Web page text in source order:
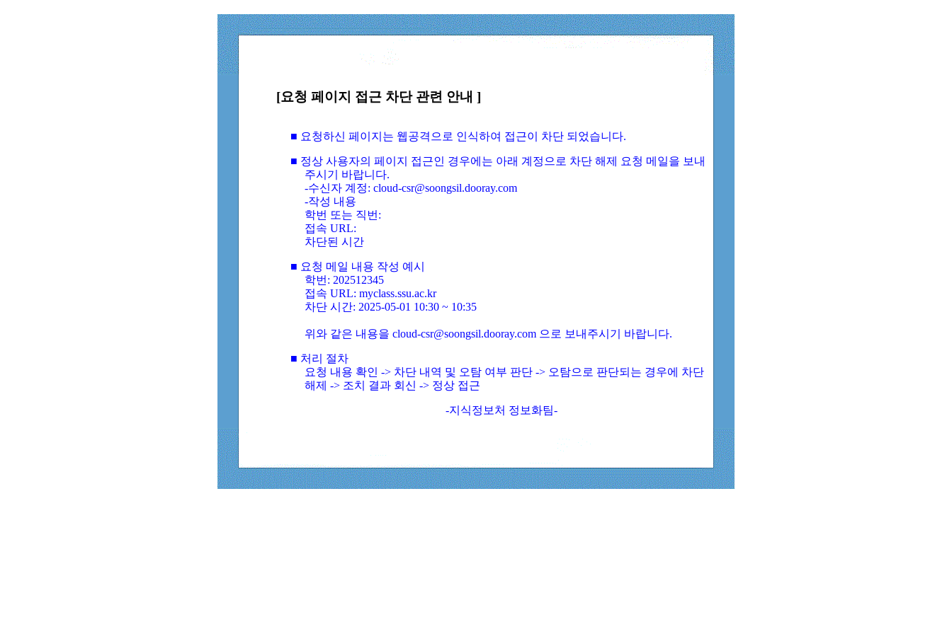
[요청 페이지 접근 차단 관련 안내 ]
■ 요청하신 페이지는 웹공격으로 인식하여 접근이 차단 되었습니다.
■ 정상 사용자의 페이지 접근인 경우에는 아래 계정으로 차단 해제 요청 메일을 보내
주시기 바랍니다.
-수신자 계정: cloud-csr@soongsil.dooray.com
-작성 내용
학번 또는 직번:
접속 URL:
차단된 시간
■ 요청 메일 내용 작성 예시
학번: 202512345
접속 URL: myclass.ssu.ac.kr
차단 시간: 2025-05-01 10:30 ~ 10:35
위와 같은 내용을 cloud-csr@soongsil.dooray.com 으로 보내주시기 바랍니다.
■ 처리 절차
요청 내용 확인 -> 차단 내역 및 오탐 여부 판단 -> 오탐으로 판단되는 경우에 차단
해제 -> 조치 결과 회신 -> 정상 접근
-지식정보처 정보화팀-